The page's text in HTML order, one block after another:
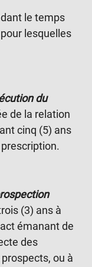
le temps
lesquelles
du
de la relation
cinq (5) ans
(3) ans à
émanant de
des
ou à